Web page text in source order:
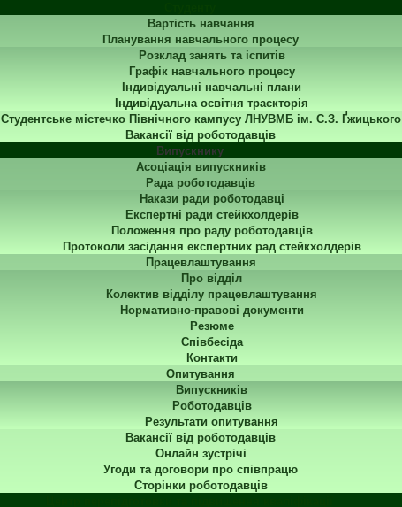
Вартість навчання
Планування навчального процесу
Розклад занять та іспитів
Графік навчального процесу
Індивідуальні навчальні плани
Індивідуальна освітня траєкторія
Студентське містечко Північного кампусу ЛНУВМБ ім. С.З. Ґжицького
Вакансії від роботодавців
Випускнику
Асоціація випускників
Рада роботодавців
Накази ради роботодавці
Експертні ради стейкхолдерів
Положення про раду роботодавців
Протоколи засідання експертних рад стейкхолдерів
Працевлаштування
Про відділ
Колектив відділу працевлаштування
Нормативно-правові документи
Резюме
Співбесіда
Контакти
Опитування
Випускників
Роботодавців
Результати опитування
Вакансії від роботодавців
Онлайн зустрічі
Угоди та договори про співпрацю
Сторінки роботодавців